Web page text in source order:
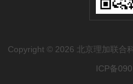
Copyright © 2026 北京理加联合
ICP备